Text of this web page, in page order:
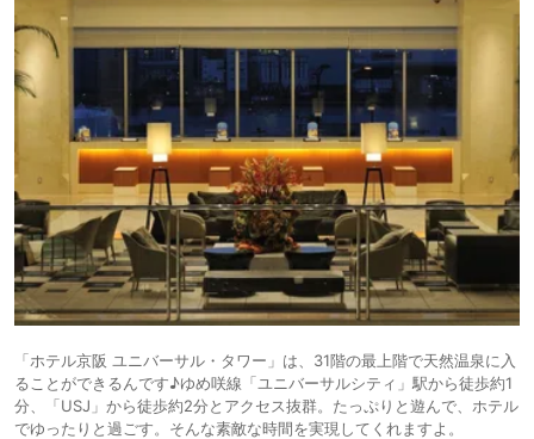
「ホテル京阪 ユニバーサル・タワー」は、31階の最上階で天然温泉に入
ることができるんです♪ゆめ咲線「ユニバーサルシティ」駅から徒歩約1
分、「USJ」から徒歩約2分とアクセス抜群。たっぷりと遊んで、ホテル
でゆったりと過ごす。そんな素敵な時間を実現してくれますよ。